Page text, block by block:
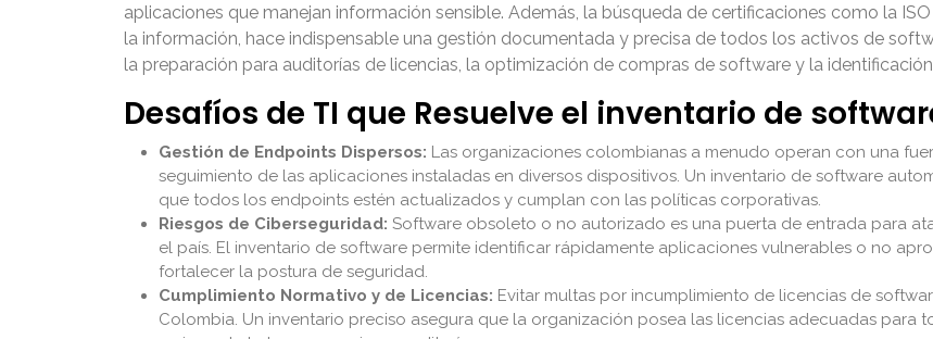
aplicaciones que manejan información sensible. Además, la búsqueda de certificaciones como la
la información, hace indispensable una gestión documentada y precisa de todos los activos de
la preparación para auditorías de licencias, la optimización de compras de software y la
Desafíos de TI que Resuelve el inventario de
Gestión de Endpoints Dispersos: Las organizaciones colombianas a menudo operan con una
seguimiento de las aplicaciones instaladas en diversos dispositivos. Un inventario de software
que todos los endpoints estén actualizados y cumplan con las políticas corporativas.
Riesgos de Ciberseguridad: Software obsoleto o no autorizado es una puerta de entrada para
el país. El inventario de software permite identificar rápidamente aplicaciones vulnerables o no
fortalecer la postura de seguridad.
Cumplimiento Normativo y de Licencias: Evitar multas por incumplimiento de licencias de
Colombia. Un inventario preciso asegura que la organización posea las licencias adecuadas para